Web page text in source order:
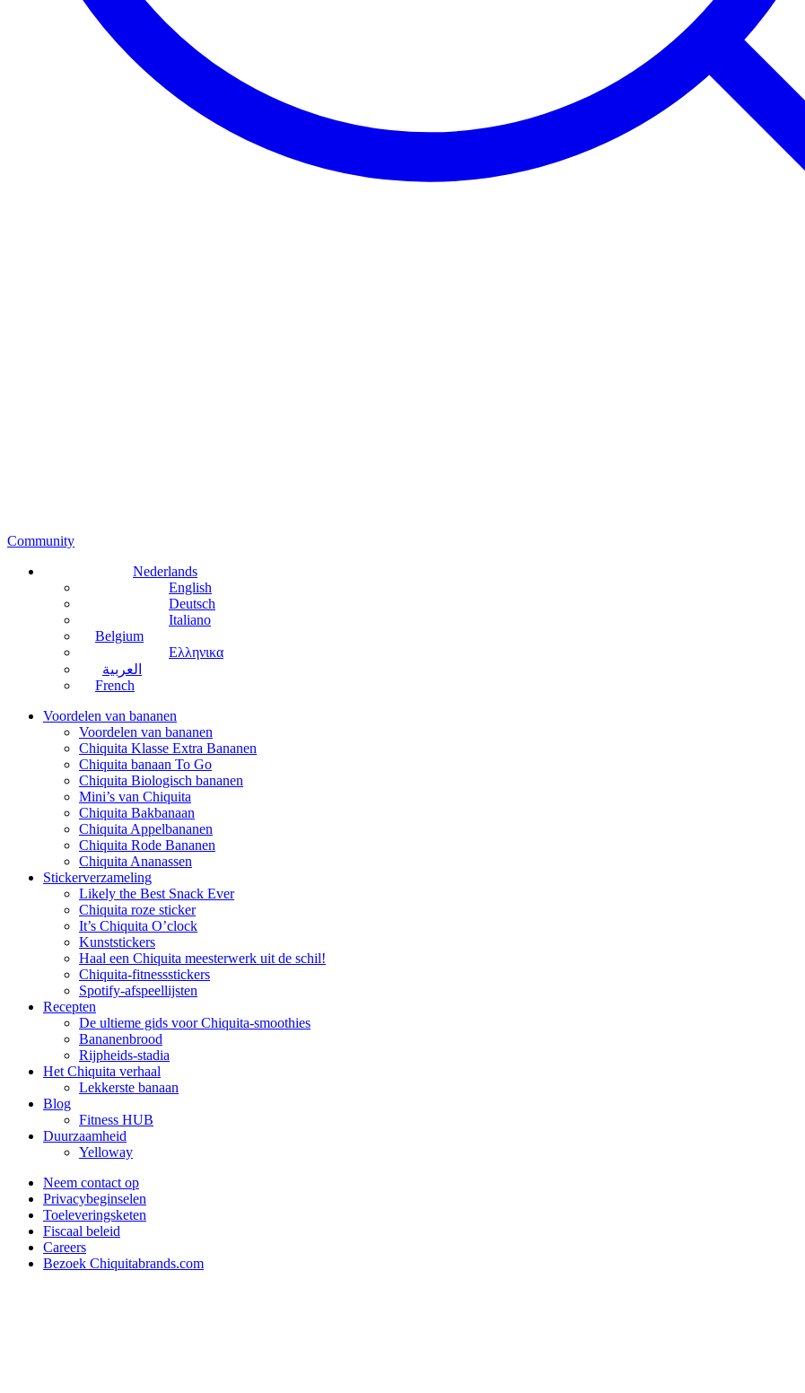
Community
Nederlands
English
Deutsch
Italiano
Belgium
Ελληνικα
العربية
French
Voordelen van bananen
Voordelen van bananen
Chiquita Klasse Extra Bananen
Chiquita banaan To Go
Chiquita Biologisch bananen
Mini’s van Chiquita
Chiquita Bakbanaan
Chiquita Appelbananen
Chiquita Rode Bananen
Chiquita Ananassen
Stickerverzameling
Likely the Best Snack Ever
Chiquita roze sticker
It’s Chiquita O’clock
Kunststickers
Haal een Chiquita meesterwerk uit de schil!
Chiquita-fitnessstickers
Spotify-afspeellijsten
Recepten
De ultieme gids voor Chiquita-smoothies
Bananenbrood
Rijpheids-stadia
Het Chiquita verhaal
Lekkerste banaan
Blog
Fitness HUB
Duurzaamheid
Yelloway
Neem contact op
Privacybeginselen
Toeleveringsketen
Fiscaal beleid
Careers
Bezoek Chiquitabrands.com